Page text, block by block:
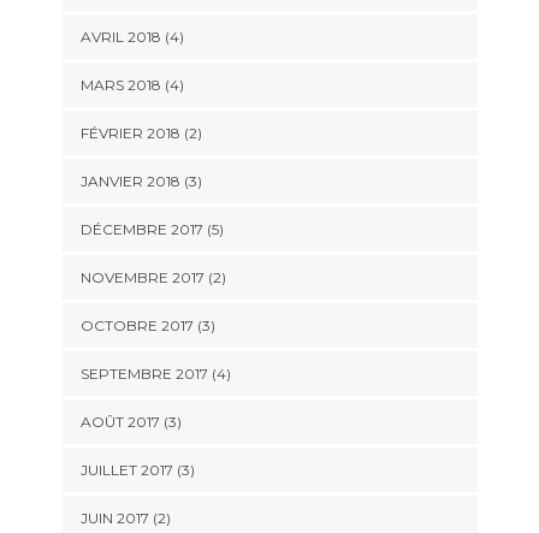
AVRIL 2018 (4)
MARS 2018 (4)
FÉVRIER 2018 (2)
JANVIER 2018 (3)
DÉCEMBRE 2017 (5)
NOVEMBRE 2017 (2)
OCTOBRE 2017 (3)
SEPTEMBRE 2017 (4)
AOÛT 2017 (3)
JUILLET 2017 (3)
JUIN 2017 (2)